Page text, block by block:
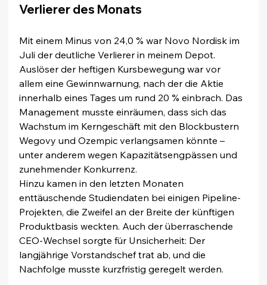
Verlierer des Monats
Mit einem Minus von 24,0 % war Novo Nordisk im
Juli der deutliche Verlierer in meinem Depot.
Auslöser der heftigen Kursbewegung war vor
allem eine Gewinnwarnung, nach der die Aktie
innerhalb eines Tages um rund 20 % einbrach. Das
Management musste einräumen, dass sich das
Wachstum im Kerngeschäft mit den Blockbustern
Wegovy und Ozempic verlangsamen könnte –
unter anderem wegen Kapazitätsengpässen und
zunehmender Konkurrenz.
Hinzu kamen in den letzten Monaten
enttäuschende Studiendaten bei einigen Pipeline-
Projekten, die Zweifel an der Breite der künftigen
Produktbasis weckten. Auch der überraschende
CEO-Wechsel sorgte für Unsicherheit: Der
langjährige Vorstandschef trat ab, und die
Nachfolge musste kurzfristig geregelt werden.